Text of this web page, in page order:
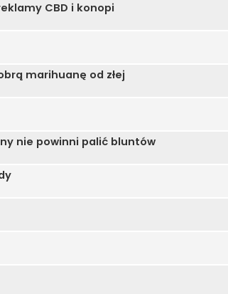
CBD i konopi
marihuanę od złej
nie powinni palić bluntów